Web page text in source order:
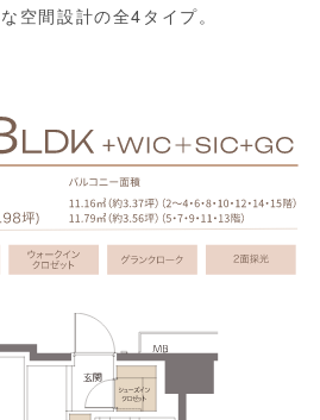
空間設計の全4タイプ。